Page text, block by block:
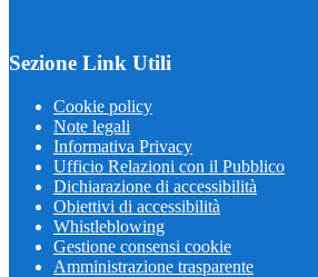
Sezione Link Utili
Cookie policy
Note legali
Informativa Privacy
Ufficio Relazioni con il Pubblico
Dichiarazione di accessibilità
Obiettivi di accessibilità
Whistleblowing
Gestione consensi cookie
Amministrazione trasparente